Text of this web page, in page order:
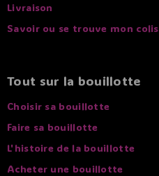
Livraison
Savoir ou se trouve mon colis
Tout sur la bouillotte
Choisir sa bouillotte
Faire sa bouillotte
L'histoire de la bouillotte
Acheter une bouillotte